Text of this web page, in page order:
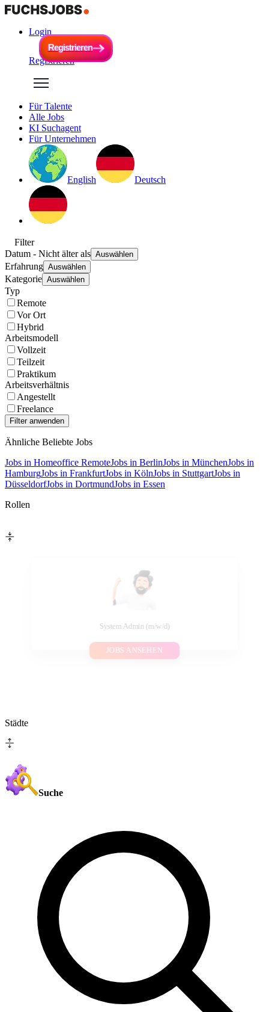
Login
Registrieren
Registrieren
Registrieren
Für Talente
Alle Jobs
KI Suchagent
Für Unternehmen
English Deutsch
Filter
Datum - Nicht älter als Auswählen
Erfahrung Auswählen
Kategorie Auswählen
Typ
Remote
Vor Ort
Hybrid
Arbeitsmodell
Vollzeit
Teilzeit
Praktikum
Arbeitsverhältnis
Angestellt
Freelance
Ähnliche Beliebte Jobs
Jobs in Homeoffice RemoteJobs in BerlinJobs in MünchenJobs in
HamburgJobs in FrankfurtJobs in KölnJobs in StuttgartJobs in
DüsseldorfJobs in DortmundJobs in Essen
Rollen
System Admin (m/w/d)
JOBS ANSEHEN
Städte
Suche